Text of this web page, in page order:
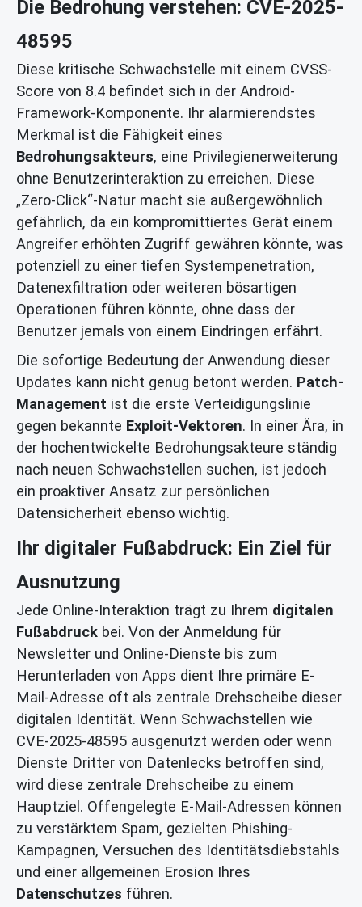
Die Bedrohung verstehen: CVE-2025-
48595
Diese kritische Schwachstelle mit einem CVSS-
Score von 8.4 befindet sich in der Android-
Framework-Komponente. Ihr alarmierendstes
Merkmal ist die Fähigkeit eines
Bedrohungsakteurs, eine Privilegienerweiterung
ohne Benutzerinteraktion zu erreichen. Diese
„Zero-Click“-Natur macht sie außergewöhnlich
gefährlich, da ein kompromittiertes Gerät einem
Angreifer erhöhten Zugriff gewähren könnte, was
potenziell zu einer tiefen Systempenetration,
Datenexfiltration oder weiteren bösartigen
Operationen führen könnte, ohne dass der
Benutzer jemals von einem Eindringen erfährt.
Die sofortige Bedeutung der Anwendung dieser
Updates kann nicht genug betont werden. Patch-
Management ist die erste Verteidigungslinie
gegen bekannte Exploit-Vektoren. In einer Ära, in
der hochentwickelte Bedrohungsakteure ständig
nach neuen Schwachstellen suchen, ist jedoch
ein proaktiver Ansatz zur persönlichen
Datensicherheit ebenso wichtig.
Ihr digitaler Fußabdruck: Ein Ziel für
Ausnutzung
Jede Online-Interaktion trägt zu Ihrem digitalen
Fußabdruck bei. Von der Anmeldung für
Newsletter und Online-Dienste bis zum
Herunterladen von Apps dient Ihre primäre E-
Mail-Adresse oft als zentrale Drehscheibe dieser
digitalen Identität. Wenn Schwachstellen wie
CVE-2025-48595 ausgenutzt werden oder wenn
Dienste Dritter von Datenlecks betroffen sind,
wird diese zentrale Drehscheibe zu einem
Hauptziel. Offengelegte E-Mail-Adressen können
zu verstärktem Spam, gezielten Phishing-
Kampagnen, Versuchen des Identitätsdiebstahls
und einer allgemeinen Erosion Ihres
Datenschutzes führen.